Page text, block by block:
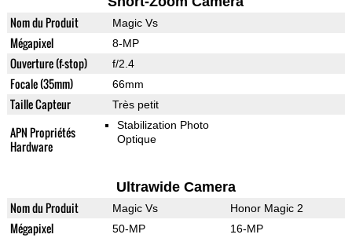
Nom du Produit Magic Vs
Mégapixel 8-MP
Ouverture (f-stop) f/2.4
Focale (35mm) 66mm
Taille Capteur Très petit
APN Propriétés
Hardware
Stabilization Photo
Optique
Ultrawide Camera
Nom du Produit Magic Vs Honor Magic 2
Mégapixel 50-MP 16-MP